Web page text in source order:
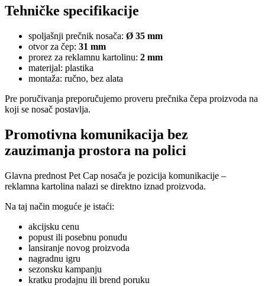
Tehničke specifikacije
spoljašnji prečnik nosača: Ø 35 mm
otvor za čep: 31 mm
prorez za reklamnu kartolinu: 2 mm
materijal: plastika
montaža: ručno, bez alata
Pre poručivanja preporučujemo proveru prečnika čepa proizvoda na
koji se nosač postavlja.
Promotivna komunikacija bez
zauzimanja prostora na polici
Glavna prednost Pet Cap nosača je pozicija komunikacije –
reklamna kartolina nalazi se direktno iznad proizvoda.
Na taj način moguće je istaći:
akcijsku cenu
popust ili posebnu ponudu
lansiranje novog proizvoda
nagradnu igru
sezonsku kampanju
kratku prodajnu ili brend poruku